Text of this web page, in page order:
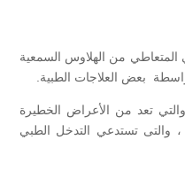
المتعاطي من الهلاوس السمعية
بعض العلاجات الطبية.
تعد من الأعراض الخطيرة
والتى تستدعي التدخل الطبي